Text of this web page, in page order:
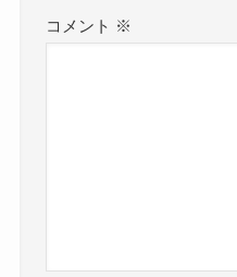
コメント ※